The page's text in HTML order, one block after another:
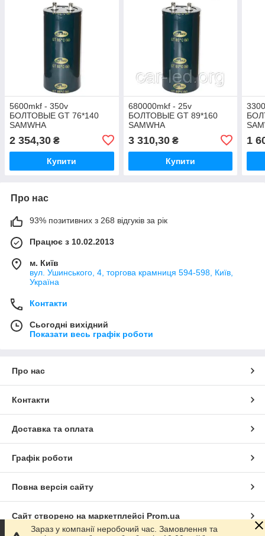
5600mkf - 350v
БОЛТОВЫЕ GT 76*140
SAMWHA
2 354,30 ₴
Купити
680000mkf - 25v
БОЛТОВЫЕ GT 89*160
SAMWHA
3 310,30₴
Купити
1
Про нас
93% позитивних з 268 відгуків за рік
Працює з 10.02.2013
м. Київ
вул. Ушинського, 4, торгова крамниця 594-598, Київ,
Україна
Контакти
Сьогодні вихідний
Показати весь графік роботи
Про нас
Контакти
Доставка та оплата
Графік роботи
Повна версія сайту
Сайт створено на маркетплейсі Prom.ua
Зараз у компанії неробочий час. Замовлення та